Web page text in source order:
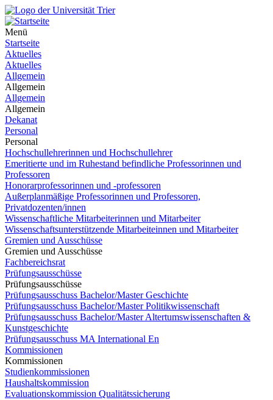
Menü
Startseite
Aktuelles
Aktuelles
Allgemein
Allgemein
Allgemein
Allgemein
Dekanat
Personal
Personal
Hochschullehrerinnen und Hochschullehrer
Emeritierte und im Ruhestand befindliche Professorinnen und
Professoren
Honorarprofessorinnen und -professoren
Außerplanmäßige Professorinnen und Professoren,
Privatdozenten/innen
Wissenschaftliche Mitarbeiterinnen und Mitarbeiter
Wissenschaftsunterstützende Mitarbeiteinnen und Mitarbeiter
Gremien und Ausschüsse
Gremien und Ausschüsse
Fachbereichsrat
Prüfungsausschüsse
Prüfungsausschüsse
Prüfungsausschuss Bachelor/Master Geschichte
Prüfungsausschuss Bachelor/Master Politikwissenschaft
Prüfungsausschuss Bachelor/Master Altertumswissenschaften &
Kunstgeschichte
Prüfungsausschuss MA International En
Kommissionen
Kommissionen
Studienkommissionen
Haushaltskommission
Evaluationskommission Qualitätssicherung